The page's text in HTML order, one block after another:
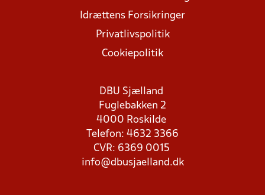
Idrættens Forsikringer
Privatlivspolitik
Cookiepolitik
DBU Sjælland
Fuglebakken 2
4000 Roskilde
Telefon: 4632 3366
CVR: 6369 0015
info@dbusjaelland.dk